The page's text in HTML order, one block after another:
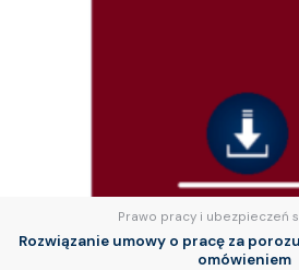
Prawo pracy i ubezpieczeń
Rozwiązanie umowy o pracę za
omówieniem